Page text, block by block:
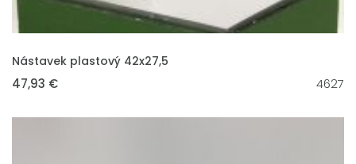
VLOŽIT DO KOŠÍKU
Nástavek plastový 42x27,5
47,93 € 4627